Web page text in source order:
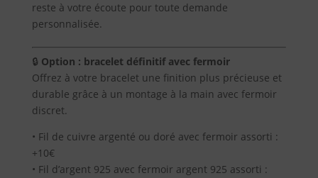
reste à votre écoute pour toute demande
personnalisée.
🔒 Option : bracelet définitif avec fermoir
Offrez à votre bracelet une finition plus précieuse et
durable grâce à un montage à la main avec fermoir
discret.
• Fil de cuivre argenté ou doré avec fermoir assorti :
+10€
• Fil d’argent 925 avec fermoir argent 925 assorti :